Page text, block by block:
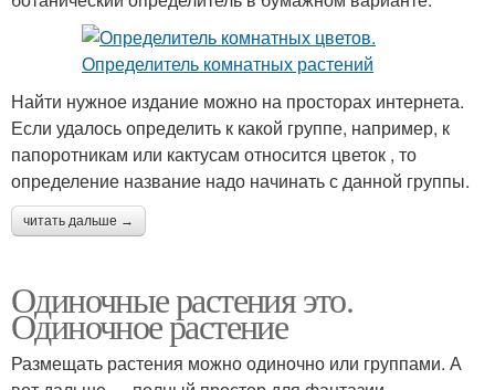
Найти нужное издание можно на просторах интернета.
Если удалось определить к какой группе, например, к
папоротникам или кактусам относится цветок , то
определение название надо начинать с данной группы.
читать дальше →
Одиночные растения это.
Одиночное растение
Размещать растения можно одиночно или группами. А